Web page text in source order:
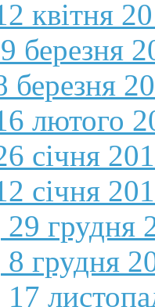
квітня
березня
лютого
січня
січня
грудня
грудня